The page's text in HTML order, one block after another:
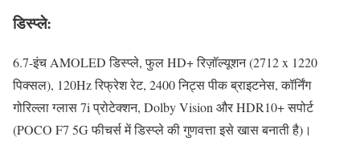
डिस्प्ले:
6.7-इंच AMOLED डिस्प्ले, फुल HD+ रिज़ॉल्यूशन (2712 x 1220
पिक्सल), 120Hz रिफ्रेश रेट, 2400 निट्स पीक ब्राइटनेस, कॉर्निंग
गोरिल्ला ग्लास 7i प्रोटेक्शन, Dolby Vision और HDR10+ सपोर्ट
(POCO F7 5G फीचर्स में डिस्प्ले की गुणवत्ता इसे खास बनाती है)।